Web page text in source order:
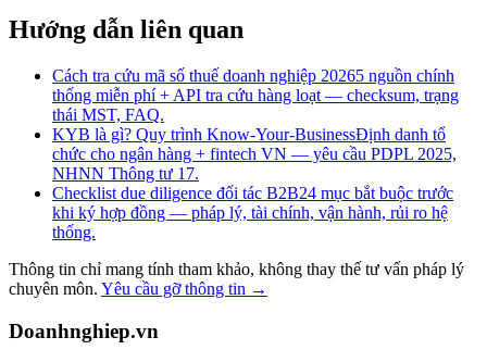
Hướng dẫn liên quan
Cách tra cứu mã số thuế doanh nghiệp 20265 nguồn chính
thống miễn phí + API tra cứu hàng loạt — checksum, trạng
thái MST, FAQ.
KYB là gì? Quy trình Know-Your-BusinessĐịnh danh tổ
chức cho ngân hàng + fintech VN — yêu cầu PDPL 2025,
NHNN Thông tư 17.
Checklist due diligence đối tác B2B24 mục bắt buộc trước
khi ký hợp đồng — pháp lý, tài chính, vận hành, rủi ro hệ
thống.
Thông tin chỉ mang tính tham khảo, không thay thế tư vấn pháp lý
chuyên môn. Yêu cầu gỡ thông tin →
Doanhnghiep.vn